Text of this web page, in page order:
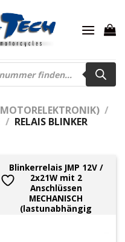
/
/ RELAIS BLINKER
Blinkerrelais JMP 12V /
2x21W mit 2
Anschlüssen
MECHANISCH
(lastunabhängig